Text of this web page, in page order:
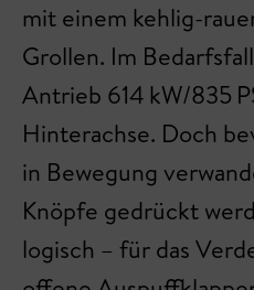
mit einem kehlig-
Grollen. Im
Antrieb 614 kW/835
Hinterachse. Doch
in Bewegung
Knöpfe gedrückt
logisch – für das